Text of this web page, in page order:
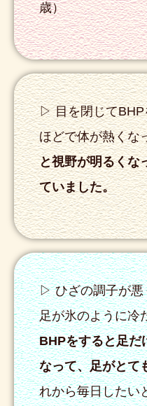
歳）
▷ 目を閉じてBHP
ほどで体が熱くな
と視野が明るくな
ていました。
▷ ひざの調子が悪
足が氷のように冷
BHPをすると足だ
なって、足がとて
れから毎日したい